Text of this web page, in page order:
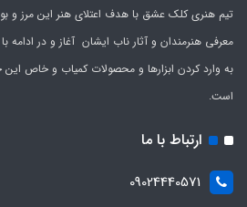
معرفی هنرمندان و آثار ناب ایشان آغاز و در ادامه با
به وارد کردن ابزارها و محصولات کمیاب و خاص این
است.
ارتباط با ما
09024440571